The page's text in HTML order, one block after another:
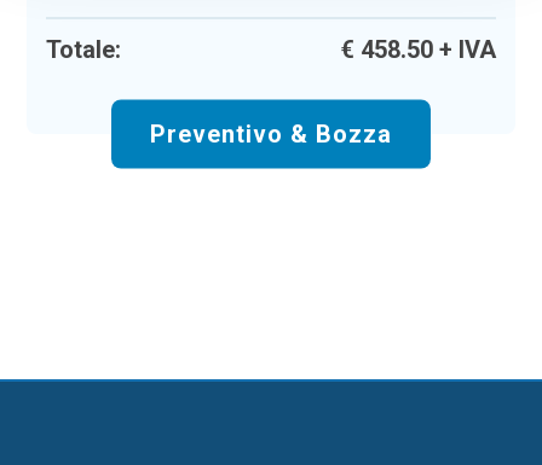
Totale: € 458.50+ IVA
Preventivo & Bozza